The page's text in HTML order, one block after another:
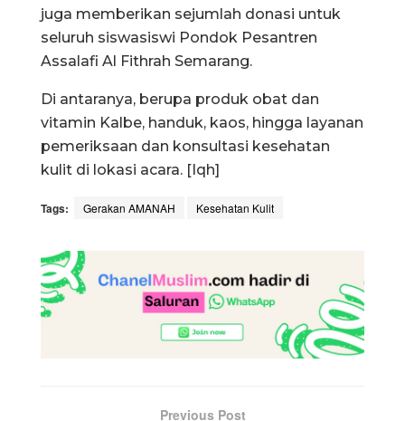
juga memberikan sejumlah donasi untuk
seluruh siswasiswi Pondok Pesantren
Assalafi Al Fithrah Semarang.
Di antaranya, berupa produk obat dan
vitamin Kalbe, handuk, kaos, hingga layanan
pemeriksaan dan konsultasi kesehatan
kulit di lokasi acara. [Iqh]
Tags: Gerakan AMANAH Kesehatan Kulit
Previous Post